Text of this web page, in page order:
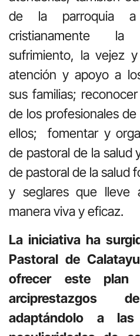
de la parroquia
cristianamente
sufrimiento, la vejez
atención y apoyo a
sus familias;
de los profesionales
ellos; fomentar y
de pastoral de la salud
de pastoral de la salud
y seglares que lleve
manera viva y eficaz.
La iniciativa ha
Pastoral de
ofrecer este
arciprestazgos
adaptándolo a